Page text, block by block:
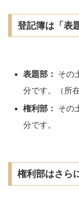
登記簿は「表
表題部：
その
分です。（所
権利部：
その
分です。
権利部はさら